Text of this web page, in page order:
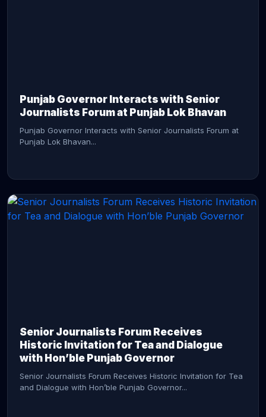
Punjab Governor Interacts with Senior
Journalists Forum at Punjab Lok Bhavan
Punjab Governor Interacts with Senior Journalists Forum at
Punjab Lok Bhavan...
Senior Journalists Forum Receives
Historic Invitation for Tea and Dialogue
with Hon’ble Punjab Governor
Senior Journalists Forum Receives Historic Invitation for Tea
and Dialogue with Hon’ble Punjab Governor...